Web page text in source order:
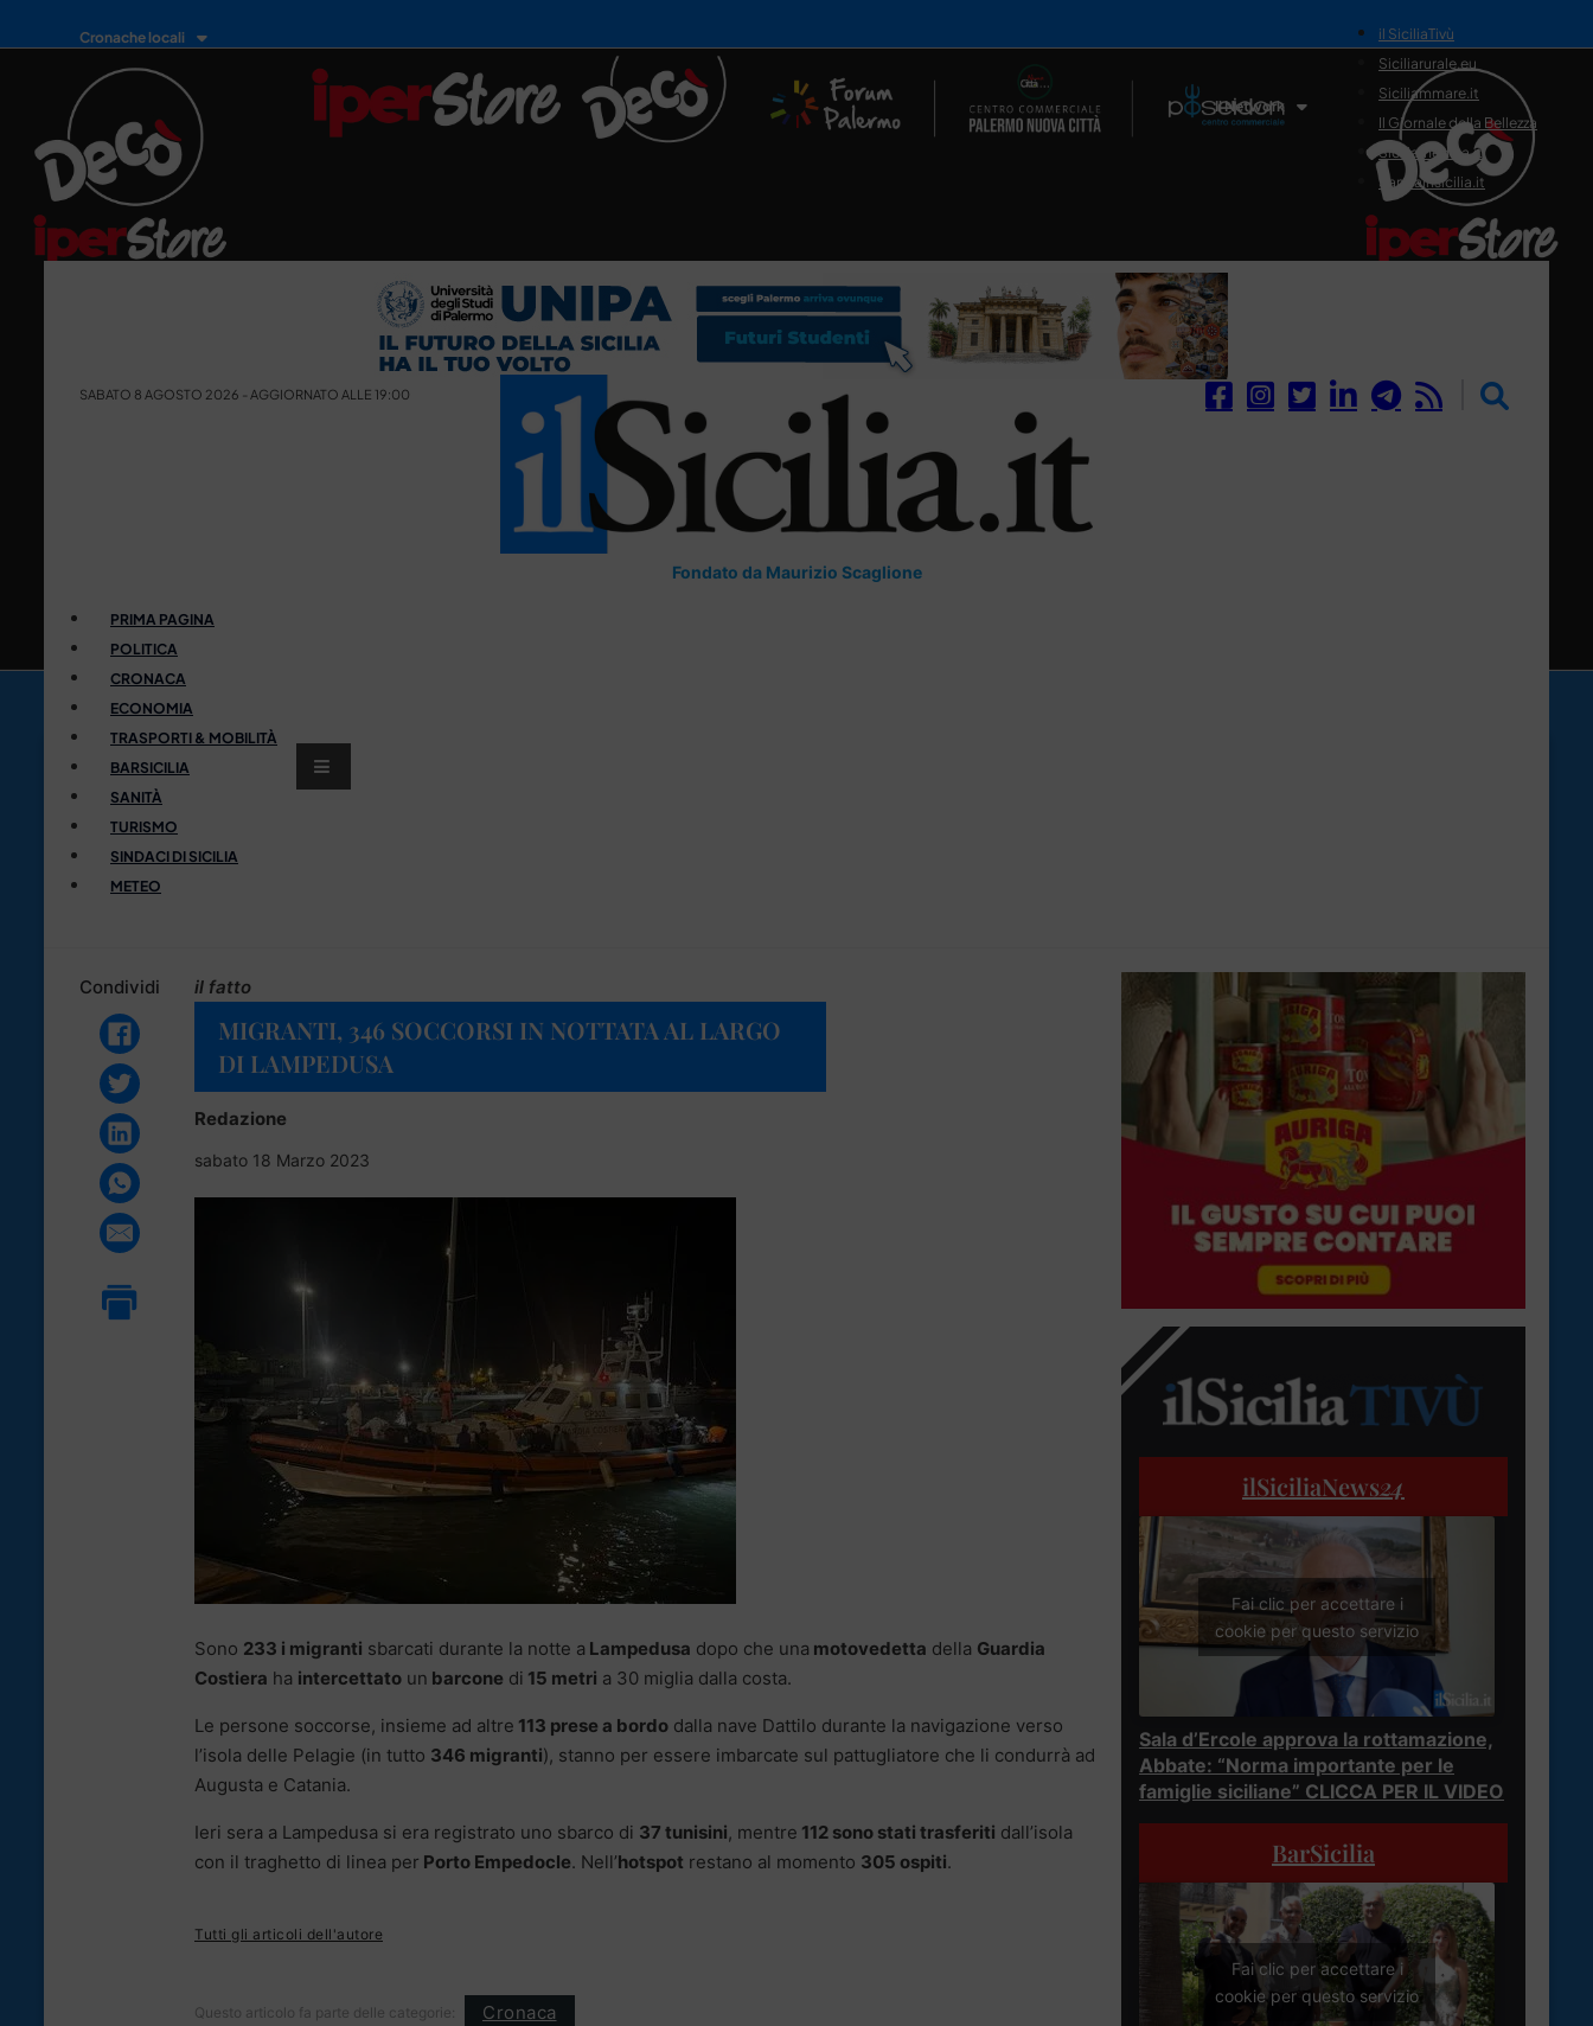
Cronache locali
Il Network
il SiciliaTivù
Siciliarurale.eu
Siciliammare.it
Il Giornale della Bellezza
Siciliamedica.it
Sanitainsicilia.it
SABATO 8 AGOSTO 2026 - AGGIORNATO ALLE 19:00
Fondato da Maurizio Scaglione
PRIMA PAGINA
POLITICA
CRONACA
ECONOMIA
TRASPORTI & MOBILITÀ
BARSICILIA
SANITÀ
TURISMO
SINDACI DI SICILIA
METEO
Condividi il fatto
MIGRANTI, 346 SOCCORSI IN NOTTATA AL LARGO
DI LAMPEDUSA
Redazione
sabato 18 Marzo 2023
Sono 233 i migranti sbarcati durante la notte a Lampedusa dopo che una motovedetta della Guardia
Costiera ha intercettato un barcone di 15 metri a 30 miglia dalla costa.
Le persone soccorse, insieme ad altre 113 prese a bordo dalla nave Dattilo durante la navigazione verso
l’isola delle Pelagie (in tutto 346 migranti), stanno per essere imbarcate sul pattugliatore che li condurrà ad
Augusta e Catania.
Ieri sera a Lampedusa si era registrato uno sbarco di 37 tunisini, mentre 112 sono stati trasferiti dall’isola
con il traghetto di linea per Porto Empedocle. Nell’hotspot restano al momento 305 ospiti.
Tutti gli articoli dell'autore
Questo articolo fa parte delle categorie: Cronaca
ilSiciliaNews24
Fai clic per accettare i
cookie per questo servizio
Sala d’Ercole approva la rottamazione,
Abbate: “Norma importante per le
famiglie siciliane” CLICCA PER IL VIDEO
BarSicilia
Fai clic per accettare i
cookie per questo servizio